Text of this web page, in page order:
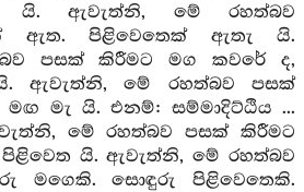
යි. ඇවැත්නි, මේ රහත්බව
ඇත. පිළිවෙතෙක් ඇතැ යි.
පසක් කිරීමට මග කවරේ ද,
ඇවැත්නි, මේ රහත්බව පසක්
මැ යි. එනම්: සම්මාදිට්ඨිය ...
මේ රහත්බව පසක් කිරීමට
යි. ඇවැත්නි, මේ රහත්බව
මගෙකි. සොඳුරු පිළිවෙතෙකි.